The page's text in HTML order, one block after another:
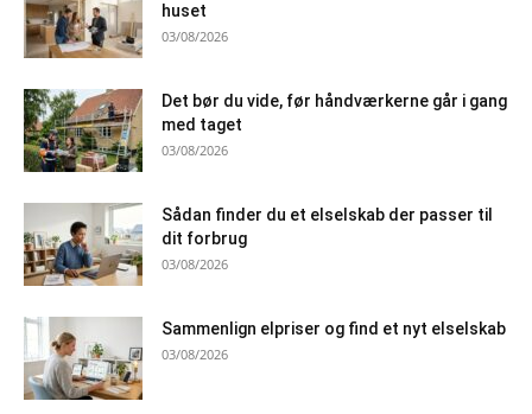
huset
03/08/2026
Det bør du vide, før håndværkerne går i gang
med taget
03/08/2026
Sådan finder du et elselskab der passer til
dit forbrug
03/08/2026
Sammenlign elpriser og find et nyt elselskab
03/08/2026